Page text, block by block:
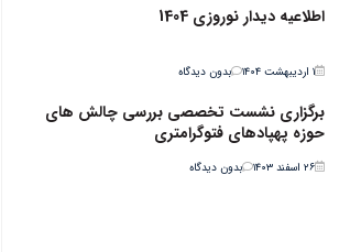
اطلاعیه دیدار نوروزی 1404
۱ اردیبهشت ۱۴۰۴ بدون دیدگاه
برگزاری نشست تخصصی بررسی چالش های
حوزه پهپادهای فتوگرامتری
۲۶ اسفند ۱۴۰۳ بدون دیدگاه